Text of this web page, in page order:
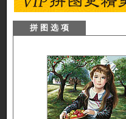
拼 图 选 项